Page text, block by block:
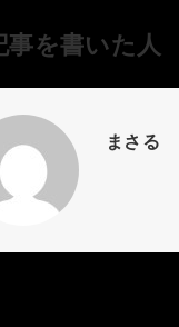
事を書いた人
まさる